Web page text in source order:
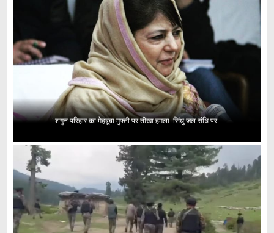
"शगुन परिहार का मेहबूबा मुफ्ती पर तीखा हमला: सिंधु जल संधि पर...